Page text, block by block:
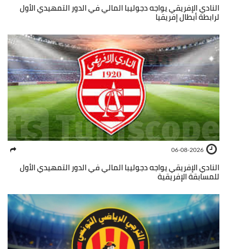
النادي الإفريقي يواجه دجوليبا المالي في الدور التمهيدي الأول
لرابطة أبطال إفريقيا
06-08-2026
النادي الإفريقي يواجه دجوليبا المالي في الدور التمهيدي الأول
للمسابقة الإفريقية